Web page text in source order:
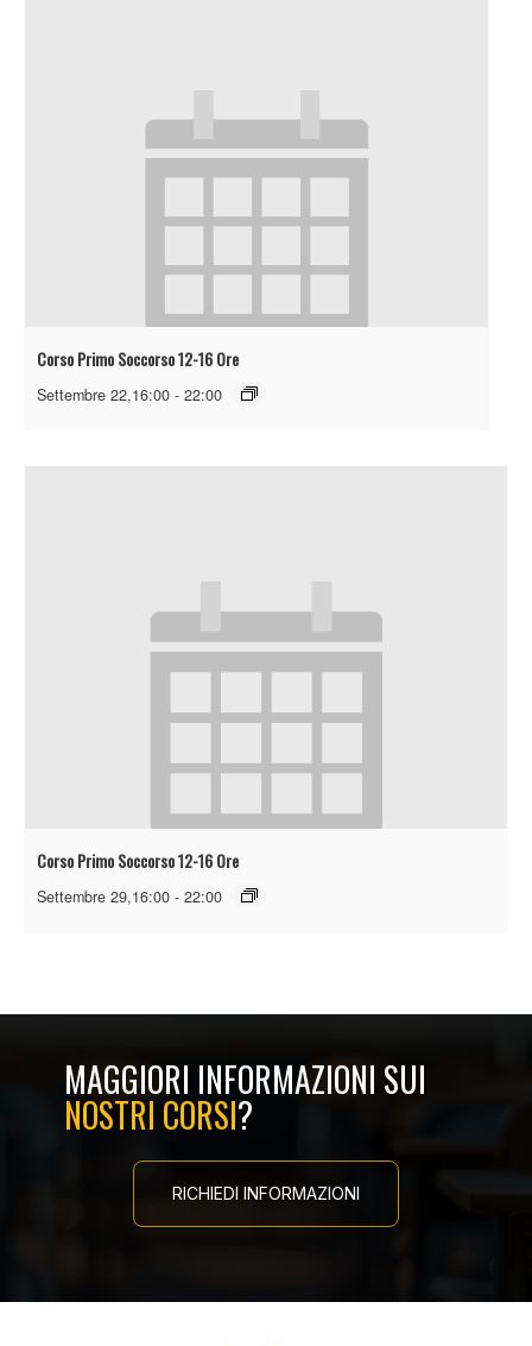
Corso Primo Soccorso 12-16 Ore
Settembre 22,16:00 - 22:00
Corso Primo Soccorso 12-16 Ore
Settembre 29,16:00 - 22:00
MAGGIORI INFORMAZIONI SUI
NOSTRI CORSI?
RICHIEDI INFORMAZIONI